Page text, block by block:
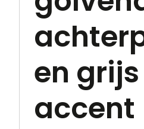
en grijs
accent